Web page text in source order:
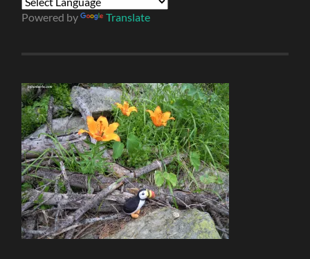
Powered by Translate